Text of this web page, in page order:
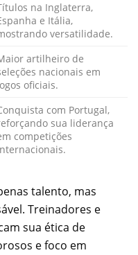
na Inglaterra,
e Itália,
versatilidade.
artilheiro de
nacionais em
oficiais.
com Portugal,
sua liderança
competições
talento, mas
Treinadores e
sua ética de
e foco em